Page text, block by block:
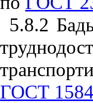
5.8.2
ГОСТ